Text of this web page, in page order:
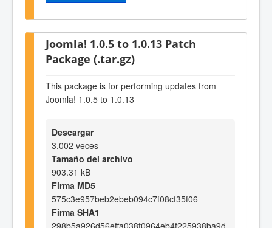
Joomla! 1.0.5 to 1.0.13 Patch
Package (.tar.gz)
This package is for performing updates from
Joomla! 1.0.5 to 1.0.13
Descargar
3,002 veces
Tamaño del archivo
903.31 kB
Firma MD5
575c3e957beb2ebeb094c7f08cf35f06
Firma SHA1